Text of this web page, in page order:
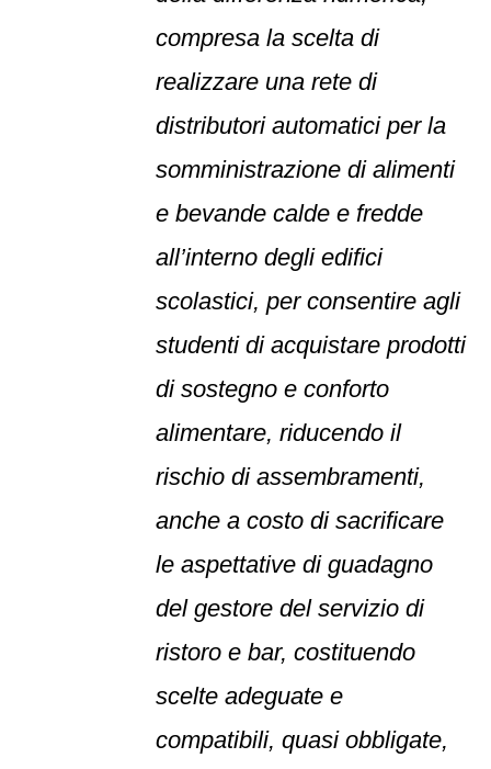
compresa la scelta di
realizzare una rete di
distributori automatici per la
somministrazione di alimenti
e bevande calde e fredde
all’interno degli edifici
scolastici, per consentire agli
studenti di acquistare prodotti
di sostegno e conforto
alimentare, riducendo il
rischio di assembramenti,
anche a costo di sacrificare
le aspettative di guadagno
del gestore del servizio di
ristoro e bar, costituendo
scelte adeguate e
compatibili, quasi obbligate,